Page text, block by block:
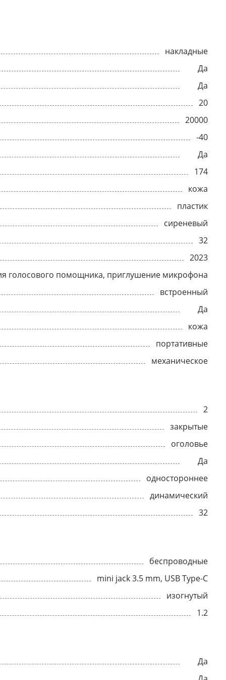
накладные
Да
Да
20
20000
-40
Да
174
кожа
пластик
сиреневый
32
2023
голосового помощника, приглушение микрофона
встроенный
Да
кожа
портативные
механическое
2
закрытые
оголовье
Да
одностороннее
динамический
32
беспроводные
mini jack 3.5 mm, USB Type-C
изогнутый
1.2
Да